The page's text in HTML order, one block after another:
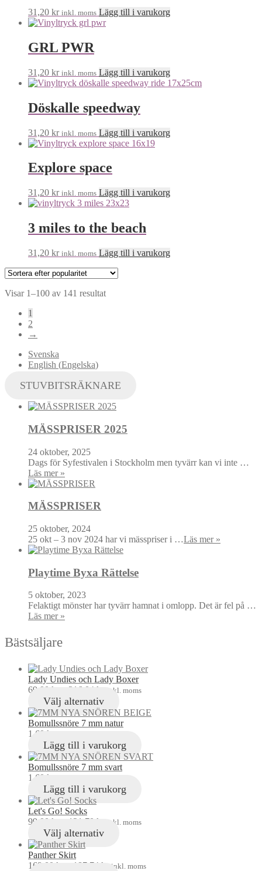
31,20 kr inkl. moms Lägg till i varukorg
GRL PWR
31,20 kr inkl. moms Lägg till i varukorg
Döskalle speedway
31,20 kr inkl. moms Lägg till i varukorg
Explore space
31,20 kr inkl. moms Lägg till i varukorg
3 miles to the beach
31,20 kr inkl. moms Lägg till i varukorg
Visar 1–100 av 141 resultat
1
2
→
Svenska
English (Engelska)
STUVBITSRÄKNARE
MÄSSPRISER 2025
24 oktober, 2025
Dags för Syfestivalen i Stockholm men tyvärr kan vi inte …
Läs mer »
MÄSSPRISER
25 oktober, 2024
25 okt – 3 nov 2024 har vi mässpriser i …Läs mer »
Playtime Byxa Rättelse
5 oktober, 2023
Felaktigt mönster har tyvärr hamnat i omlopp. Det är fel på …
Läs mer »
Bästsäljare
Lady Undies och Lady Boxer
69,00 kr 216,04 kr inkl. moms
Välj alternativ
Bomullssnöre 7 mm natur
1,60 kr
Lägg till i varukorg
Bomullssnöre 7 mm svart
1,60 kr
Lägg till i varukorg
Let's Go! Socks
99,00 kr 121,70 kr inkl. moms
Välj alternativ
Panther Skirt
169,00 kr 187,74 kr inkl. moms